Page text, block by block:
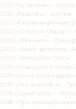
2021 «Кулагины» - сосед
2021 «Зацепка» - вахтер
2021 «Беспринципные-
2020 «Спроси Марту» -
2020 «Иванько» -
2020 «Анна –детектив -
2020 «Агентство ОКО» -
2019 «Старушки в
2019 «Соня
2019 «Рая знает все» -
2019 «Душегубы» -
2018 «Презумпция